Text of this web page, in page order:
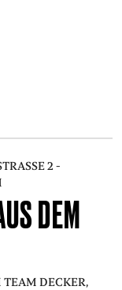
2 - T
DEM
DECKER,